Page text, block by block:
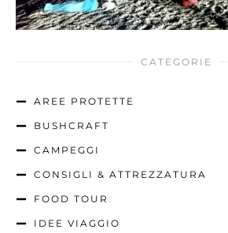
CATEGORIE
AREE PROTETTE
BUSHCRAFT
CAMPEGGI
CONSIGLI & ATTREZZATURA
FOOD TOUR
IDEE VIAGGIO